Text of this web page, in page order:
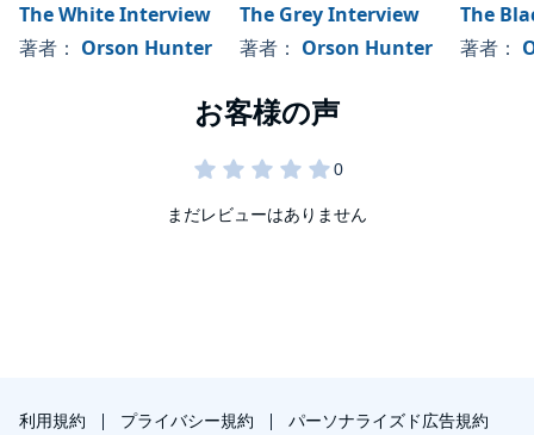
The White Interview
著者： Orson Hunter
The Grey Interview
著者： Orson Hunter
The
著者：
まだレビューはありません
利用規約 プライバシー規約 パーソナライズド広告規約